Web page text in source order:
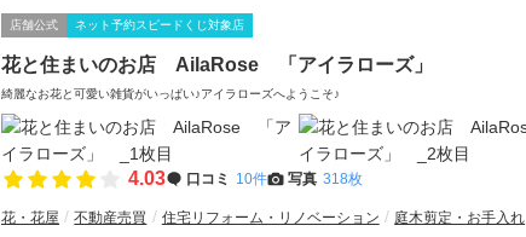
店舗公式 ネット予約スピードくじ対象店
花と住まいのお店 AilaRose 「アイラローズ」
綺麗なお花と可愛い雑貨がいっぱい♪アイラローズへようこそ♪
4.03 口コミ 10件 写真 318枚
花・花屋 不動産売買 住宅リフォーム・リノベーション 庭木剪定・お手入れ